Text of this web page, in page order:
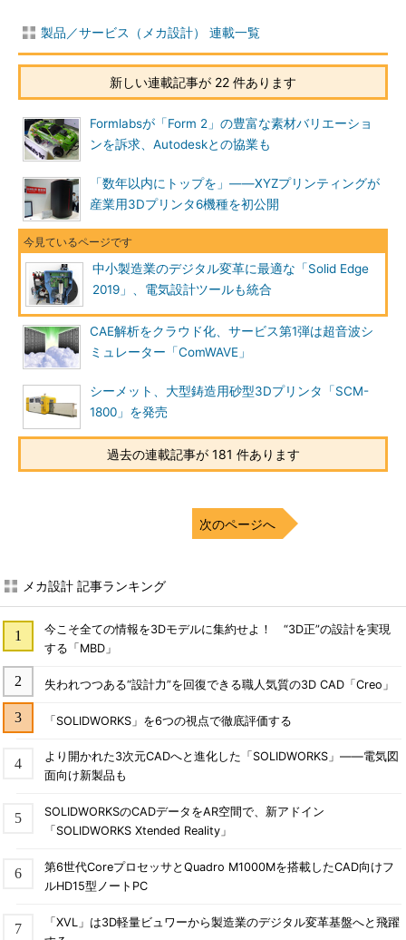
製品／サービス（メカ設計） 連載一覧
新しい連載記事が 22 件あります
Formlabsが「Form 2」の豊富な素材バリエーショ
ンを訴求、Autodeskとの協業も
「数年以内にトップを」――XYZプリンティングが
産業用3Dプリンタ6機種を初公開
中小製造業のデジタル変革に最適な「Solid Edge
2019」、電気設計ツールも統合
CAE解析をクラウド化、サービス第1弾は超音波シ
ミュレーター「ComWAVE」
シーメット、大型鋳造用砂型3Dプリンタ「SCM-
1800」を発売
過去の連載記事が 181 件あります
次のページへ
メカ設計 記事ランキング
今こそ全ての情報を3Dモデルに集約せよ！ “3D正”の設計を実現
する「MBD」
失われつつある“設計力”を回復できる職人気質の3D CAD「Creo」
「SOLIDWORKS」を6つの視点で徹底評価する
より開かれた3次元CADへと進化した「SOLIDWORKS」――電気図
面向け新製品も
SOLIDWORKSのCADデータをAR空間で、新アドイン
「SOLIDWORKS Xtended Reality」
第6世代CoreプロセッサとQuadro M1000Mを搭載したCAD向けフ
ルHD15型ノートPC
「XVL」は3D軽量ビュワーから製造業のデジタル変革基盤へと飛躍